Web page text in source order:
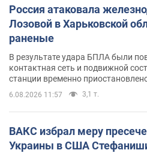
Россия атаковала
Лозовой в Харьковской
раненые
В результате удара БПЛА были
контактная сеть и подвижной
станции временно
6.08.2026 11:57 3,1 т.
ВАКС избрал меру
Украины в США